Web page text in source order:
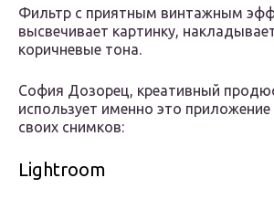
Фильтр с приятным винтажным
высвечивает картинку,
коричневые тона.
София Дозорец, креативный
использует именно это
своих снимков:
Lightroom